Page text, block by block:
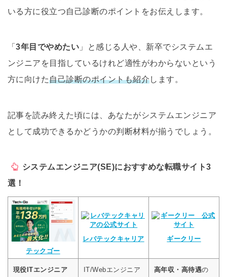
いる方に役立つ自己診断のポイントをお伝えします。
「3年目でやめたい 」と感じる人や、新卒でシステムエ
ンジニアを目指しているけれど適性がわからないという
方に向けた自己診断のポイントも紹介します。
記事を読み終えた頃には、あなたがシステムエンジニア
として成功できるかどうかの判断材料が揃うでしょう。
システムエンジニア(SE)におすすめな転職サイト3
選！
テックゴー
レバテックキャリア ギークリー
現役ITエンジニア
IT/Webエンジニア
高年収・高待遇の